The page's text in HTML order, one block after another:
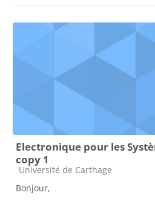
Electronique pour les
copy 1
Course category
Université de Carthage
Bonjour,